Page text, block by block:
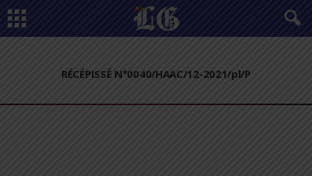
RÉCÉPISSÉ N°0040/HAAC/12-2021/pl/P